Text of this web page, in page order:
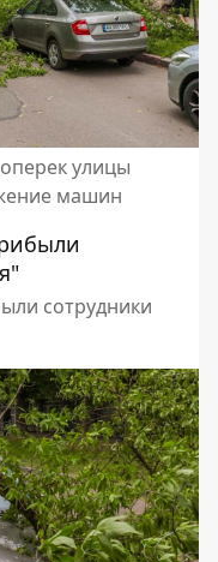
улицы
машин
сотрудники